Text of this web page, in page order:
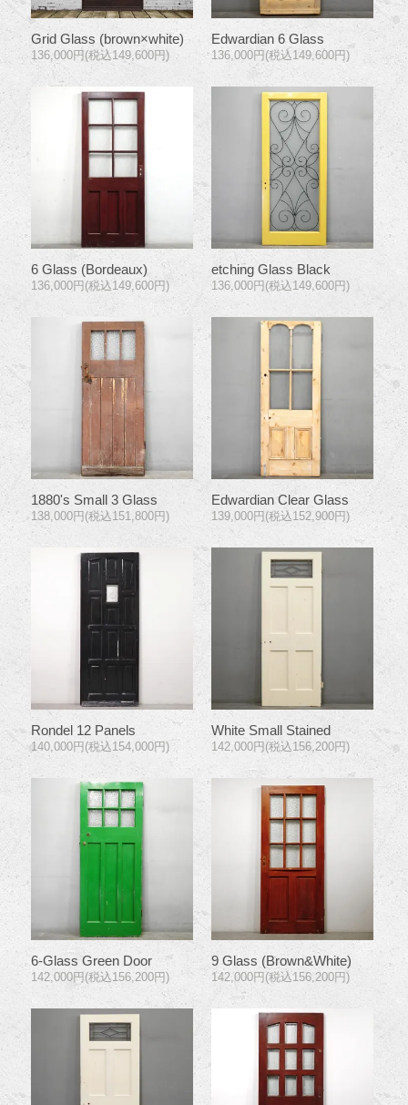
Grid Glass (brown×white)
136,000円(税込149,600円)
Edwardian 6 Glass
136,000円(税込149,600円)
6 Glass (Bordeaux)
136,000円(税込149,600円)
etching Glass Black
136,000円(税込149,600円)
1880's Small 3 Glass
138,000円(税込151,800円)
Edwardian Clear Glass
139,000円(税込152,900円)
Rondel 12 Panels
140,000円(税込154,000円)
White Small Stained
142,000円(税込156,200円)
6-Glass Green Door
142,000円(税込156,200円)
9 Glass (Brown&White)
142,000円(税込156,200円)